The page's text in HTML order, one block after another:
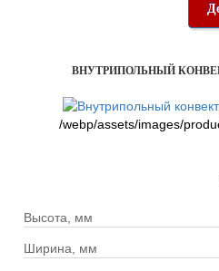
ВНУТРИПОЛЬНЫЙ
/webp/assets/images/
Высота, мм
Ширина, мм